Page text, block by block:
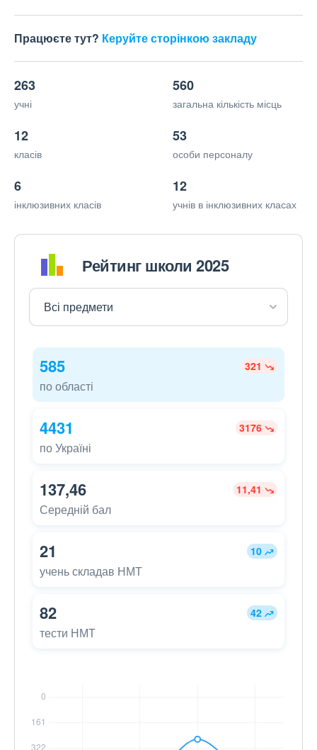
Працюєте тут? Керуйте сторінкою закладу
263
учні
560
загальна кількість місць
12
класів
53
особи персоналу
6
інклюзивних класів
12
учнів в інклюзивних класах
Рейтинг школи 2025
585 321
по області
4431 3176
по Україні
137,46 11,41
Середній бал
21 10
учень складав НМТ
82 42
тести НМТ